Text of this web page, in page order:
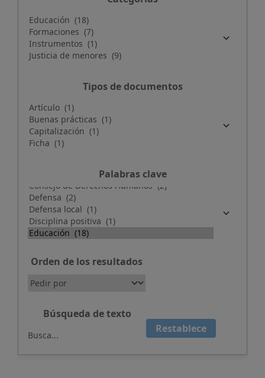
Tipos de documentos
Palabras clave
Orden de los resultados
Búsqueda de texto
Restablece